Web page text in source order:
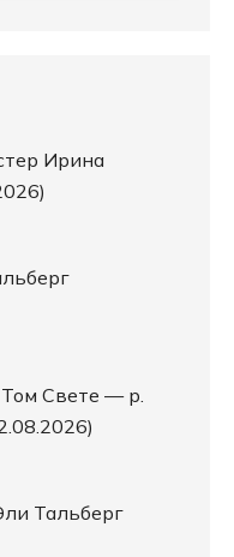
Ирина
Свете — р.
Тальберг